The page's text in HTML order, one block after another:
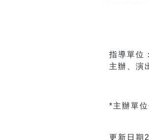
指導單位
主辦、演
*主辦單
更新日期